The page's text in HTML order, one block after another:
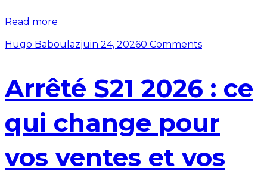
Read more
Hugo Baboulazjuin 24, 20260 Comments
Arrêté S21 2026 : ce
qui change pour
vos ventes et vos